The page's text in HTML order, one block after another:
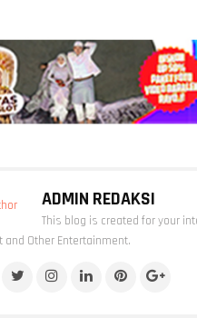
ADMIN REDAKSI
This blog is created for your
and Other Entertainment.